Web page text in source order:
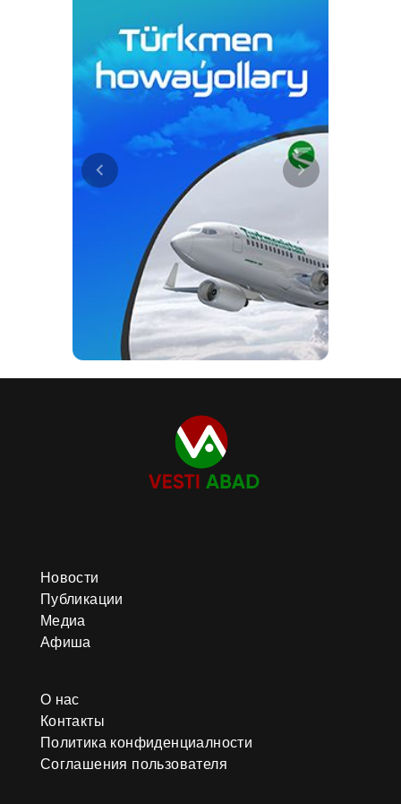
Новости
Публикации
Медиа
Афиша
О нас
Контакты
Политика конфиденциалности
Соглашения пользователя